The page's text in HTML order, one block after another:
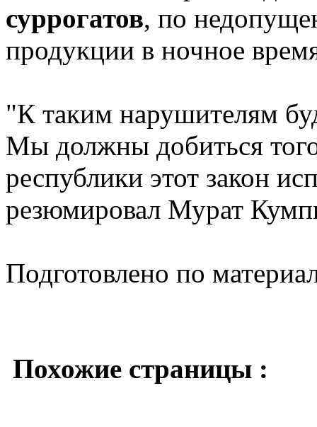
суррогатов, по
продукции в ночное
"К таким нарушителям
Мы должны добиться
республики этот закон
резюмировал Мурат
Подготовлено по
Похожие страницы :